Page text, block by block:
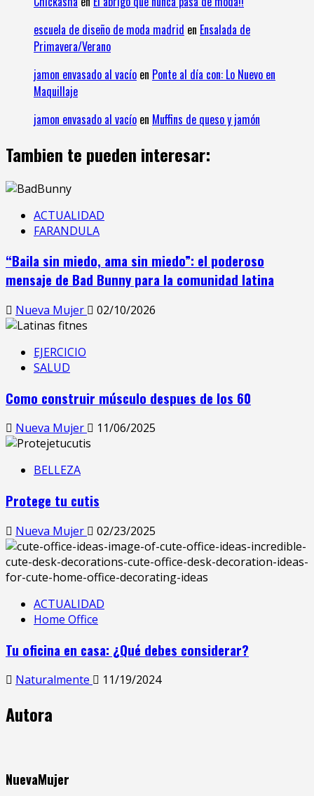
escuela de diseño de moda madrid en Ensalada de
Primavera/Verano
jamon envasado al vacío en Ponte al día con: Lo Nuevo en
Maquillaje
jamon envasado al vacío en Muffins de queso y jamón
Tambien te pueden interesar:
ACTUALIDAD
FARANDULA
“Baila sin miedo, ama sin miedo”: el poderoso
mensaje de Bad Bunny para la comunidad latina
Nueva Mujer 02/10/2026
EJERCICIO
SALUD
Como construir músculo despues de los 60
Nueva Mujer 11/06/2025
BELLEZA
Protege tu cutis
Nueva Mujer 02/23/2025
ACTUALIDAD
Home Office
Tu oficina en casa: ¿Qué debes considerar?
Naturalmente 11/19/2024
Autora
NuevaMujer